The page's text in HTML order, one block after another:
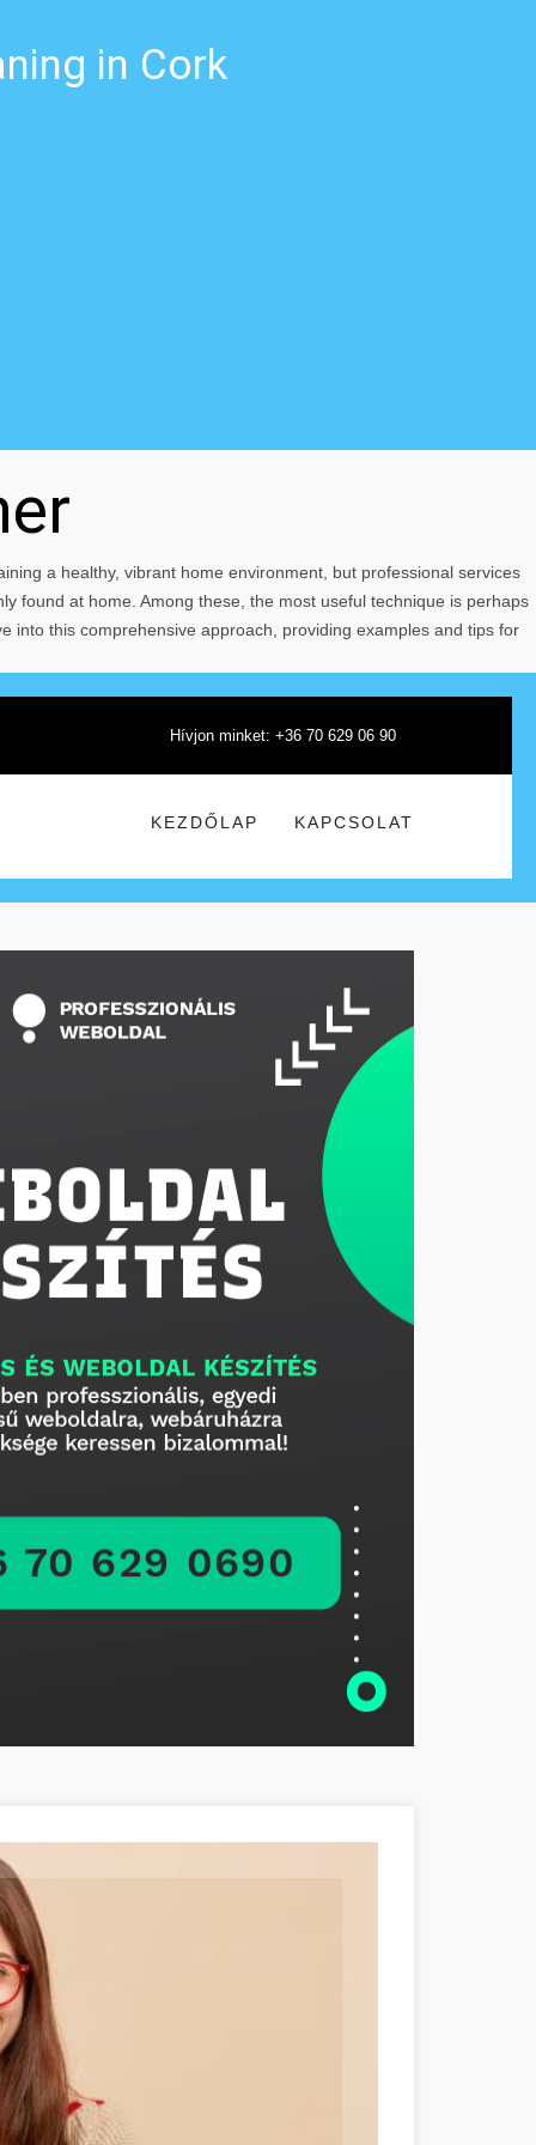
in Cork
a healthy, vibrant home environment, but professional services
found at home. Among these, the most useful technique is perhaps
into this comprehensive approach, providing examples and tips for
Hívjon minket: +36 70 629 06 90
KEZDŐLAP KAPCSOLAT